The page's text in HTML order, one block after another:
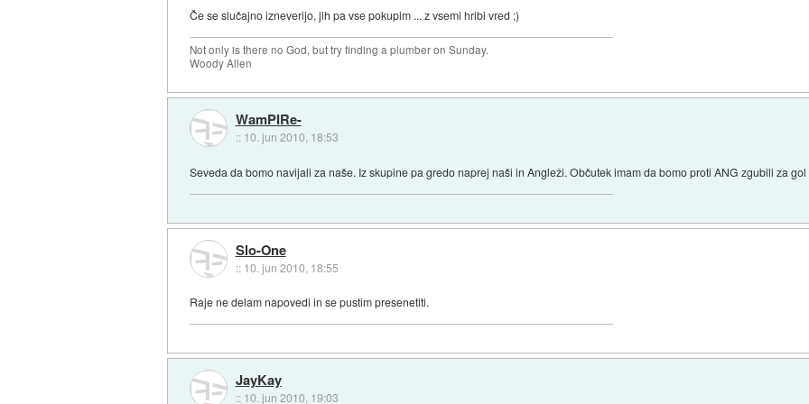
Če se slučajno izneverijo, jih pa vse pokupim ... z vsemi hribi vred ;)
Not only is there no God, but try finding a plumber on Sunday.
Woody Allen
WamPIRe-
:: 10. jun 2010, 18:53
Seveda da bomo navijali za naše. Iz skupine pa gredo naprej naši in Angleži. Občutek imam da bomo proti ANG zgubili za
Slo-One
:: 10. jun 2010, 18:55
Raje ne delam napovedi in se pustim presenetiti.
JayKay
:: 10. jun 2010, 19:03